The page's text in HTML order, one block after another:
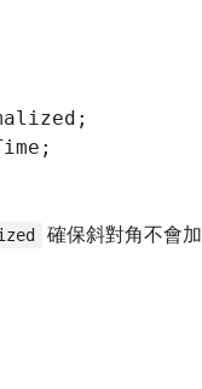
確保斜對角不會加